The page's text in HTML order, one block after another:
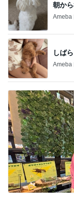
朝か
Ameba
しば
Ameba